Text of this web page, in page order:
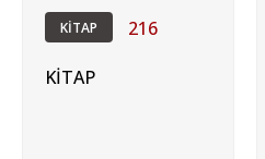
KİTAP 216
KİTAP